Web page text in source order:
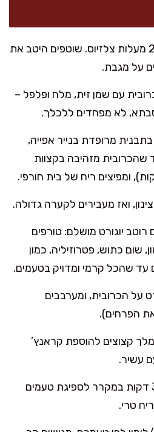
מדליקים תנור על 200 מעלות צלזיוס. שוטפים היטב את
על מגבת.
עם שמן זית, מלח ופלפל –
סבתא, לא מפחדים ללכלך.
מרופדת בנייר אפייה,
שהכרובית מזהיבה בקצוות
ואז מעבירים לקערה גדולה.
יוגורט מושלם: טורפים
שום כתוש, פטרוזיליה, כמון
עד שהכל קרמי ומדויק בטעמים.
על הכרובית, ומערבבים
הפרחים).
קצוצים להוספת קראנץ’
עשיר.
נותנים לסלט לנוח 30 דקות במקרר לספיגת טעמים
טרי.